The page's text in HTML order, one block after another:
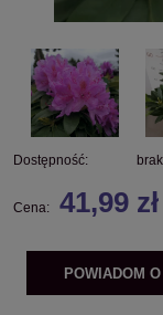
Dostępność:
Cena: 41,99 zł
POWIADOM